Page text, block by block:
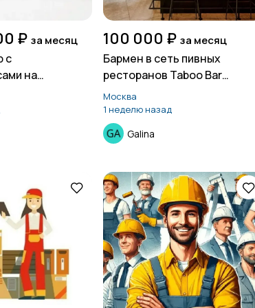
₽ за месяц
с
на
100 000 ₽ за месяц
Бармен в сеть пивных
ресторанов Taboo Bar
(Одинцово)
Москва
1 неделю назад
Galina